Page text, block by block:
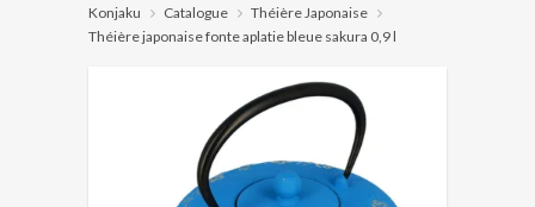
Konjaku Catalogue
Théière Japonaise
Théière japonaise fonte aplatie bleue sakura 0,9 l